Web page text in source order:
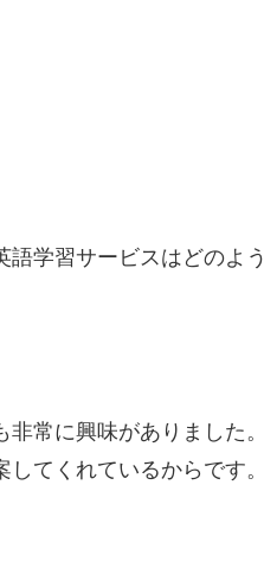
学習サービスはどのよう
常に興味がありました。
してくれているからです。